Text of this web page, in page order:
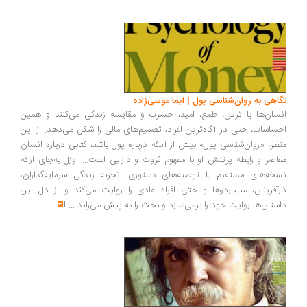
به روان‌شناسی پول | ایما موسی‌زاده
با ترس، طمع، امید، حسرت و مقایسه زندگی می‌کنند و همین
حتی در آگاه‌ترین افراد، تصمیم‌های مالی را شکل می‌دهد. از این
«روان‌شناسی پول» بیش از آنکه درباره پول باشد، کتابی درباره انسان
و رابطه پرتنش او با مفهوم ثروت و دارایی است... اوزل به‌جای ارائه
مستقیم یا توصیه‌های دستوری، تجربه زندگی سرمایه‌گذاران،
میلیاردرها و حتی افراد عادی را روایت می‌کند و از دل این
روایت خود را برمی‌سازد و بحث را به پیش می‌راند ...